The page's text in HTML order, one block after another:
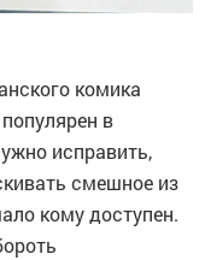
комика
в
исправить,
смешное из
кому доступен.